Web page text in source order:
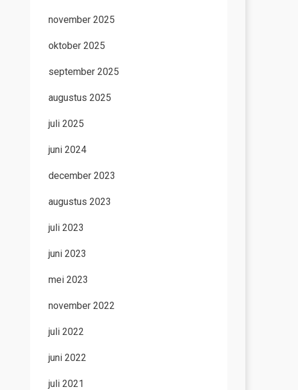
november 2025
oktober 2025
september 2025
augustus 2025
juli 2025
juni 2024
december 2023
augustus 2023
juli 2023
juni 2023
mei 2023
november 2022
juli 2022
juni 2022
juli 2021